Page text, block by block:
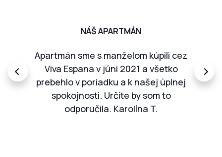
NÁŠ APARTMÁN
Apartmán sme s manželom kúpili cez
Viva Espana v júni 2021 a všetko
prebehlo v poriadku a k našej úplnej
spokojnosti. Určite by som to
odporučila. Karolína T.